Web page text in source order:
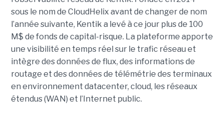
sous le nom de CloudHelix avant de changer de nom
l’année suivante, Kentik a levé à ce jour plus de 100
M$ de fonds de capital-risque. La plateforme apporte
une visibilité en temps réel sur le trafic réseau et
intègre des données de flux, des informations de
routage et des données de télémétrie des terminaux
en environnement datacenter, cloud, les réseaux
étendus (WAN) et l’Internet public.